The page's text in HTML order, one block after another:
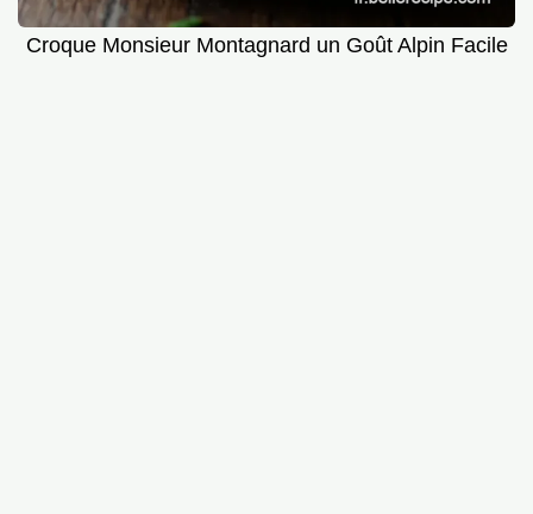
Croque Monsieur Montagnard un Goût Alpin Facile